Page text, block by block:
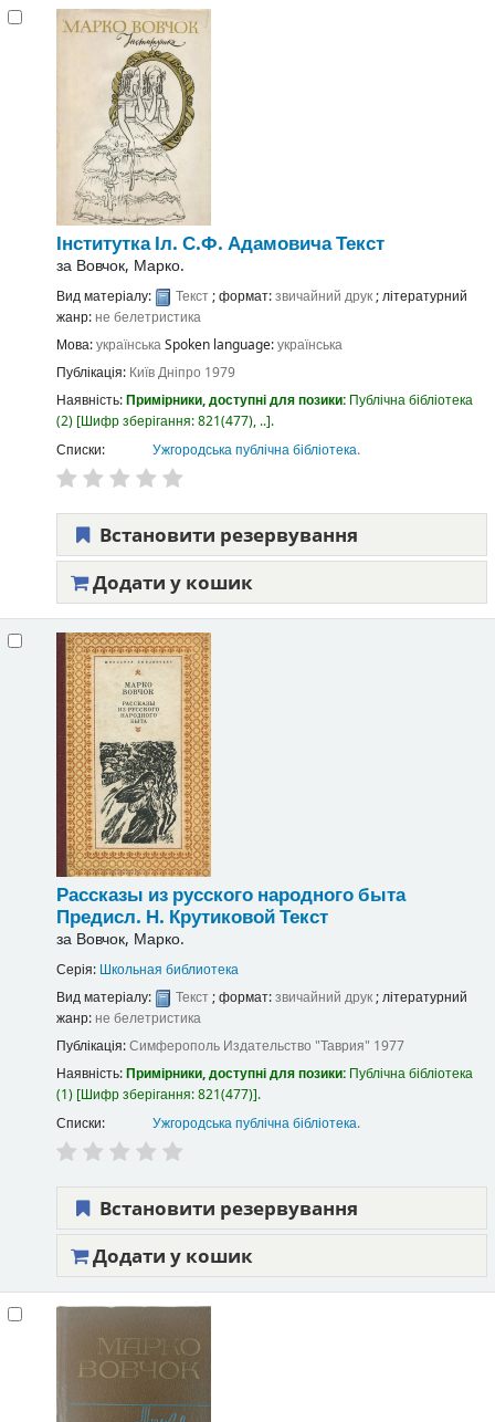
ІнституткаІл. С.Ф. АдамовичаТекст
за Вовчок, Марко.
Вид матеріалу: Текст; формат:звичайний друк; літературний
жанр:не белетристика
Мова:українськаSpoken language:українська
Публікація: КиївДніпро 1979
Наявність:Примірники, доступні для позики: Публічна бібліотека
(2) Шифр зберігання:821(477), .. .
Списки:
Ужгородська публічна бібліотека.
Встановити резервування
Додати у кошик
Рассказы из русского народного быта
Предисл. Н. КрутиковойТекст
за Вовчок, Марко.
Серія: Школьная библиотека
Вид матеріалу:
Текст; формат:звичайний друк; літературний
жанр: не белетристика
Публікація:Симферополь Издательство "Таврия" 1977
Наявність:Примірники, доступні для позики: Публічна бібліотека
(1) Шифр зберігання:821(477) .
Списки:
Ужгородська публічна бібліотека.
Встановити резервування
Додати у кошик